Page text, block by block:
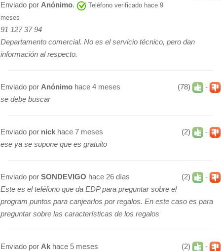
Enviado por Anónimo.
Teléfono verificado hace 9
meses
91 127 37 94
Departamento comercial. No es el servicio técnico, pero dan
información al respecto.
(78) -
Enviado por Anónimo hace 4 meses
se debe buscar
(2) -
Enviado por nick hace 7 meses
ese ya se supone que es gratuito
(2) -
Enviado por SONDEVIGO hace 26 días
Este es el teléfono que da EDP para preguntar sobre el
program puntos para canjearlos por regalos. En este caso es para
preguntar sobre las características de los regalos
(2) -
Enviado por Ak hace 5 meses